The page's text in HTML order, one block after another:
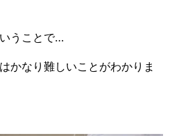
うことで…
かなり難しいことがわかりま